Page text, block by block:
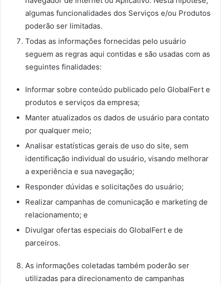
algumas funcionalidades dos Serviços e/ou Produtos
poderão ser limitadas.
Todas as informações fornecidas pelo usuário
seguem as regras aqui contidas e são usadas com as
seguintes finalidades:
Informar sobre conteúdo publicado pelo GlobalFert e
produtos e serviços da empresa;
Manter atualizados os dados de usuário para contato
por qualquer meio;
Analisar estatísticas gerais de uso do site, sem
identificação individual do usuário, visando melhorar
a experiência e sua navegação;
Responder dúvidas e solicitações do usuário;
Realizar campanhas de comunicação e marketing de
relacionamento; e
Divulgar ofertas especiais do GlobalFert e de
parceiros.
As informações coletadas também poderão ser
utilizadas para direcionamento de campanhas